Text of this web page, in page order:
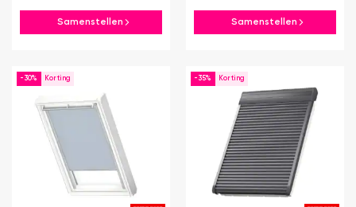
Samenstellen Samenstellen
-30% -35%